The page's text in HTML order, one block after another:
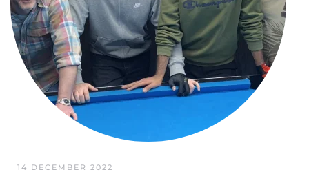
14 DECEMBER 2022